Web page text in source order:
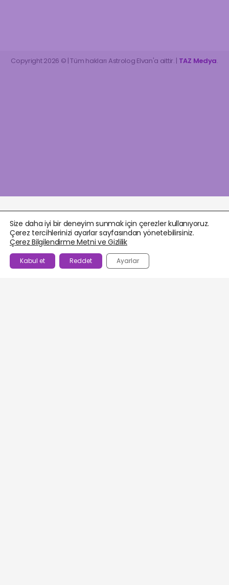
Copyright 2026 © | Tüm hakları Astrolog Elvan'a aittir. | TAZ Medya.
Size daha iyi bir deneyim sunmak için çerezler kullanıyoruz.
Çerez tercihlerinizi ayarlar sayfasından yönetebilirsiniz.
Çerez Bilgilendirme Metni ve Gizlilik
Kabul et Reddet Ayarlar
BEĞENILENLER AJANDA HESABIM